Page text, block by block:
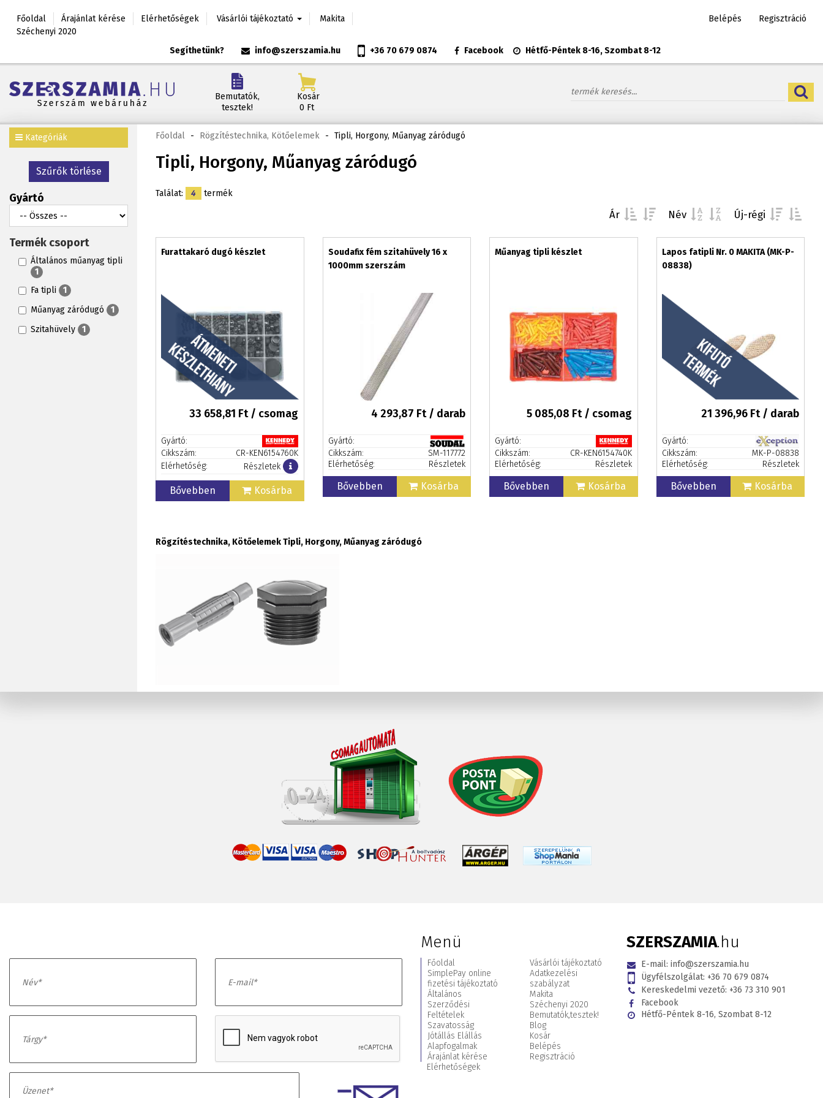
Főoldal Árajánlat kérése Elérhetőségek Vásárlói tájékoztató
Makita
Széchenyi 2020
Belépés Regisztráció
Segíthetünk? info@szerszamia.hu +36 70 679 0874 Facebook Hétfő-Péntek 8-16, Szombat 8-12
Bemutatók,
tesztek!
Kosár
0 Ft
Kategóriák
Szűrők törlése
Gyártó
Termék csoport
Általános műanyag tipli
1
Fa tipli
1
Műanyag záródugó
1
Szitahüvely
1
Főoldal - Rögzítéstechnika, Kötőelemek - Tipli, Horgony, Műanyag záródugó
Tipli, Horgony, Műanyag záródugó
Találat: 4 termék
Ár Név Új-régi
Furattakaró dugó készlet
33 658,81 Ft / csomag
Gyártó:
Cikkszám:
CR-KEN6154760K
Elérhetőség:
Részletek
Bővebben Kosárba
Soudafix fém szitahüvely 16 x
1000mm szerszám
4 293,87 Ft / darab
Gyártó:
Cikkszám:
SM-117772
Elérhetőség:
Részletek
Bővebben Kosárba
Műanyag tipli készlet
5 085,08 Ft / csomag
Gyártó:
Cikkszám:
CR-KEN6154740K
Elérhetőség:
Részletek
Bővebben Kosárba
Lapos fatipli Nr. 0 MAKITA (MK-P-
08838)
21 396,96Ft / darab
Gyártó:
Cikkszám:
MK-P-08838
Elérhetőség:
Részletek
Bővebben Kosárba
Rögzítéstechnika, Kötőelemek Tipli, Horgony, Műanyag záródugó
Menü
Főoldal
SimplePay online
fizetési tájékoztató
Általános
Szerződési
Feltételek
Szavatosság
Jótállás Elállás
Alapfogalmak
Árajánlat kérése
Elérhetőségek
Vásárlói tájékoztató
Adatkezelési
szabályzat
Makita
Széchenyi 2020
Bemutatók,tesztek!
Blog
Kosár
Belépés
Regisztráció
SZERSZAMIA.hu
E-mail: info@szerszamia.hu
Ügyfélszolgálat: +36 70 679 0874
Kereskedelmi vezető: +36 73 310 901
Facebook
Hétfő-Péntek 8-16, Szombat 8-12